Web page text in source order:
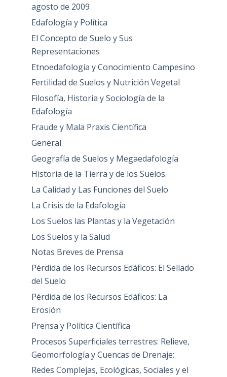
agosto de 2009
Edafología y Política
El Concepto de Suelo y Sus
Representaciones
Etnoedafología y Conocimiento Campesino
Fertilidad de Suelos y Nutrición Vegetal
Filosofía, Historia y Sociología de la
Edafología
Fraude y Mala Praxis Científica
General
Geografía de Suelos y Megaedafología
Historia de la Tierra y de los Suelos.
La Calidad y Las Funciones del Suelo
La Crisis de la Edafología
Los Suelos las Plantas y la Vegetación
Los Suelos y la Salud
Notas Breves de Prensa
Pérdida de los Recursos Edáficos: El Sellado
del Suelo
Pérdida de los Recursos Edáficos: La
Erosión
Prensa y Política Científica
Procesos Superficiales terrestres: Relieve,
Geomorfología y Cuencas de Drenaje:
Redes Complejas, Ecológicas, Sociales y el